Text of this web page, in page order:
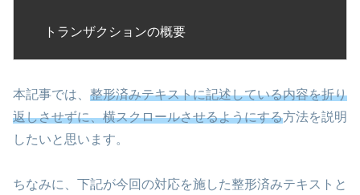
トランザクションの概要
本記事では、 整形済みテキストに記述している内容を折り
返しさせずに、横スクロールさせるようにする方法を説明
したいと思います。
ちなみに、下記が今回の対応を施した整形済みテキストと